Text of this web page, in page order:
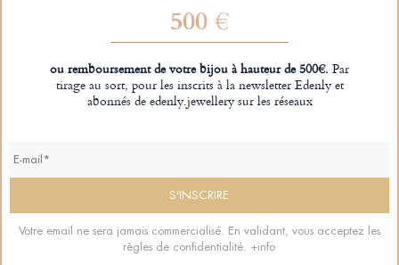
500 €
ou remboursement de votre bijou à hauteur de 500€.Par
tirage au sort, pour les inscrits à la newsletter Edenly et
abonnés de edenly.jewellery sur les réseaux
Votre email ne sera jamais commercialisé. En validant, vous acceptez les
règles de confidentialité. +info